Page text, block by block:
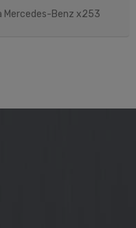
Mercedes-Benz x253